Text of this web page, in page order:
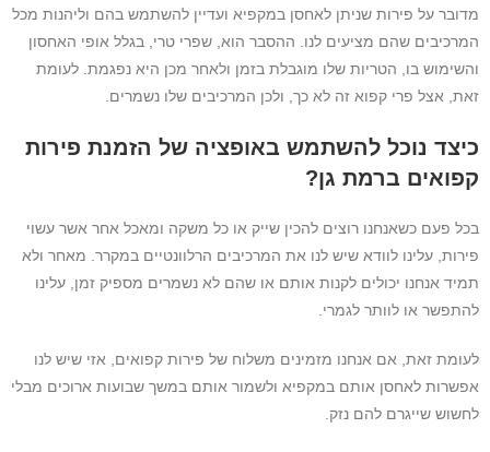
מדובר על פירות שניתן לאחסן במקפיא ועדיין להשתמש בהם וליהנות מכל
המרכיבים שהם מציעים לנו. ההסבר הוא, שפרי טרי, בגלל אופי האחסון
והשימוש בו, הטריות שלו מוגבלת בזמן ולאחר מכן היא נפגמת. לעומת
זאת, אצל פרי קפוא זה לא כך, ולכן המרכיבים שלו נשמרים.
כיצד נוכל להשתמש באופציה של הזמנת פירות
קפואים ברמת גן?
בכל פעם כשאנחנו רוצים להכין שייק או כל משקה ומאכל אחר אשר עשוי
פירות, עלינו לוודא שיש לנו את המרכיבים הרלוונטיים במקרר. מאחר ולא
תמיד אנחנו יכולים לקנות אותם או שהם לא נשמרים מספיק זמן, עלינו
להתפשר או לוותר לגמרי.
לעומת זאת, אם אנחנו מזמינים משלוח של פירות קפואים, אזי שיש לנו
אפשרות לאחסן אותם במקפיא ולשמור אותם במשך שבועות ארוכים מבלי
לחשוש שייגרם להם נזק.